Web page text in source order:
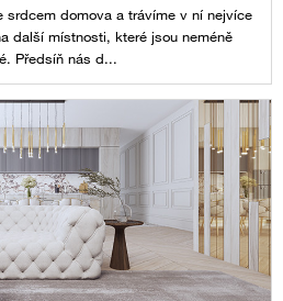
srdcem domova a trávíme v ní nejvíce
další místnosti, které jsou neméně
Předsíň nás d...